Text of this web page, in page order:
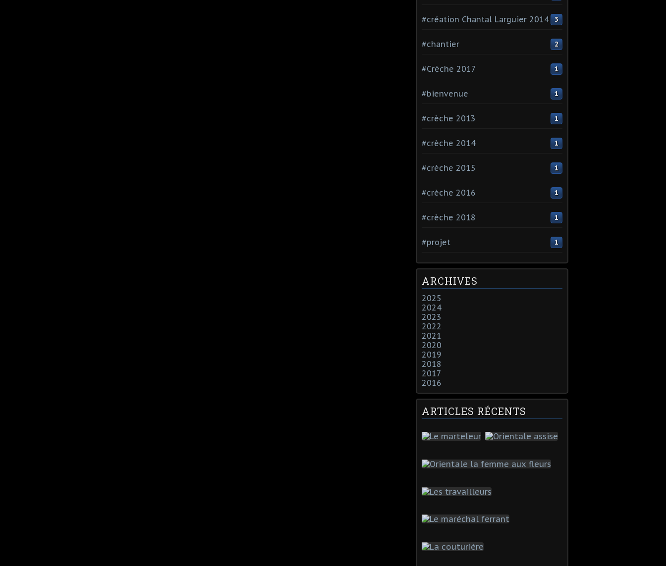
#création Chantal Larguier 2014 3
#chantier 2
#Crèche 2017 1
#bienvenue 1
#crèche 2013 1
#crèche 2014 1
#crèche 2015 1
#crèche 2016 1
#crèche 2018 1
#projet 1
ARCHIVES
2025
2024
2023
2022
2021
2020
2019
2018
2017
2016
ARTICLES RÉCENTS